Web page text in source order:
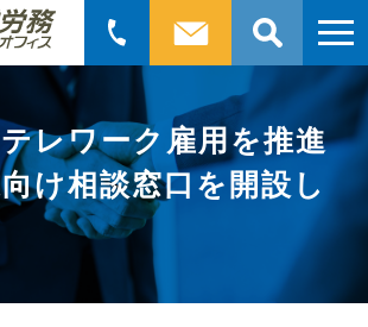
レワーク雇用を推進
け相談窓口を開設し